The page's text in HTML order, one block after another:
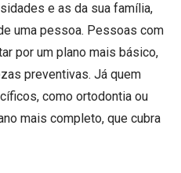
e as da sua família,
uma pessoa. Pessoas com
por um plano mais básico,
preventivas. Já quem
como ortodontia ou
mais completo, que cubra